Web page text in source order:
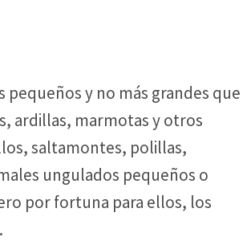
pequeños y no más grandes que
ardillas, marmotas y otros
saltamontes, polillas,
ungulados pequeños o
por fortuna para ellos, los